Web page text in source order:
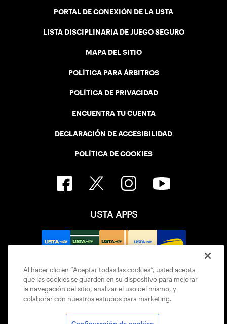
PORTAL DE CONEXIÓN DE LA USTA
LISTA DISCIPLINARIA DE JUEGO SEGURO
MAPA DEL SITIO
POLÍTICA PARA ÁRBITROS
POLÍTICA DE PRIVACIDAD
ENCUENTRA TU CUENTA
DECLARACIÓN DE ACCESIBILIDAD
POLÍTICA DE COOKIES
USTA APPS
Al hacer clic en “Aceptar todas las cookies”, usted acepta
que las cookies se guarden en su dispositivo para mejorar
la navegación del sitio, analizar el uso del mismo, y
colaborar con nuestros estudios para marketing.